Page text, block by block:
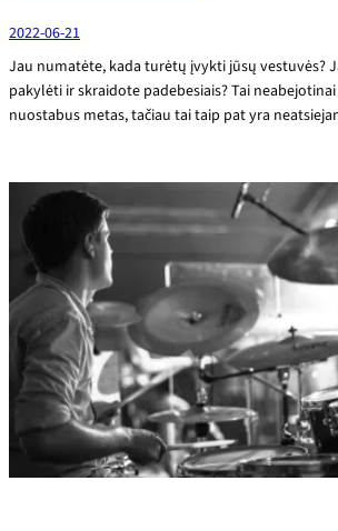
2022-06-21
Jau numatėte, kada turėtų įvykti jūsų vestuvės?
pakylėti ir skraidote padebesiais? Tai
nuostabus metas, tačiau tai taip pat yra